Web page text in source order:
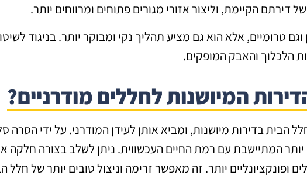
דירתם הקיימת, וליצור אזורי מגורים פתוחים ומרווחים יותר.
טרומיים, אלא הוא גם מציע תהליך נקי ומבוקר יותר. בניגוד
הלכלוך והאבק המופקים.
המיושנות לחללים מודרניים?
הבית בדירות מיושנות, ומביא אותן לעידן המודרני. על ידי הסרה
יותר המתיישבת עם רמת החיים העכשווית. ניתן לשלב בצורה
ופונקציונליים יותר. זה מאפשר זרימה וניצול טובים יותר של חלל